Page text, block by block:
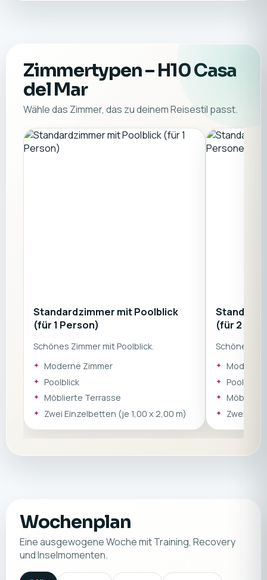
Zimmertypen– H10 Casa
del Mar
Wähle das Zimmer, das zu deinem Reisestil passt.
Standardzimmer mit Poolblick
(für 1 Person)
Schönes Zimmer mit Poolblick.
Moderne Zimmer
Poolblick
Möblierte Terrasse
Zwei Einzelbetten (je 1,00 x 2,00 m)
(für 2
Schönes
Moderne
Poolblick
Zwei
Wochenplan
Eine ausgewogene Woche mit Training, Recovery
und Inselmomenten.